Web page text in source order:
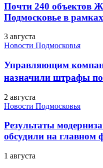
Почти 240 объектов
Подмосковье в
3 августа
Новости Подмосковья
Управляющим
назначили штрафы
2 августа
Новости Подмосковья
Результаты
обсудили на главном
1 августа